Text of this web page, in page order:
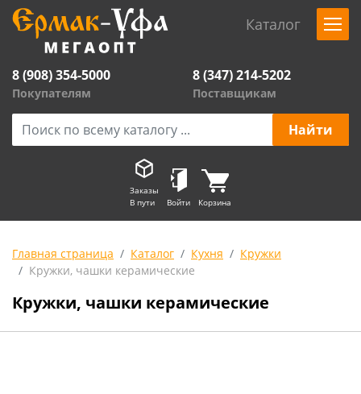
Каталог
8 (908) 354-5000
Покупателям
8 (347) 214-5202
Поставщикам
Заказы
В пути
Войти Корзина
Главная страница Каталог Кухня
Кружки
Кружки, чашки керамические
Кружки, чашки керамические